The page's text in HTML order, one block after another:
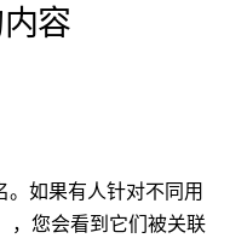
容
如果有人针对不同用
，您会看到它们被关联